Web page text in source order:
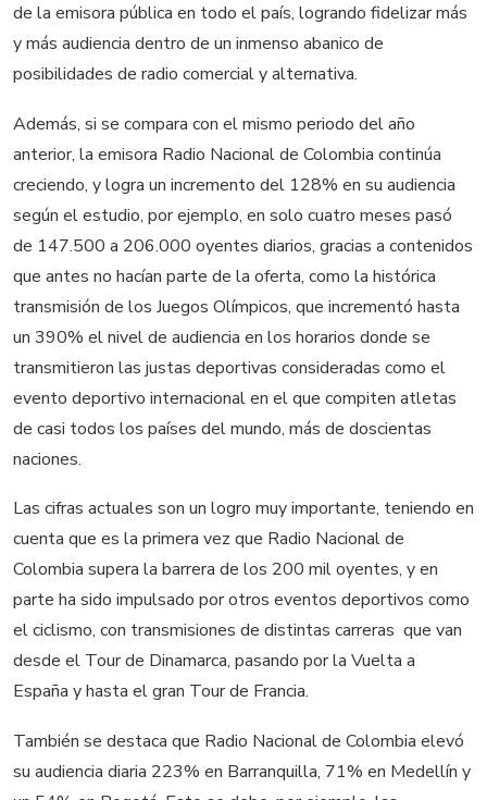
de la emisora pública en todo el país, logrando fidelizar más
y más audiencia dentro de un inmenso abanico de
posibilidades de radio comercial y alternativa.
Además, si se compara con el mismo periodo del año
anterior, la emisora Radio Nacional de Colombia continúa
creciendo, y logra un incremento del 128% en su audiencia
según el estudio, por ejemplo, en solo cuatro meses pasó
de 147.500 a 206.000 oyentes diarios, gracias a contenidos
que antes no hacían parte de la oferta, como la histórica
transmisión de los Juegos Olímpicos, que incrementó hasta
un 390% el nivel de audiencia en los horarios donde se
transmitieron las justas deportivas consideradas como el
evento deportivo internacional en el que compiten atletas
de casi todos los países del mundo, más de doscientas
naciones.
Las cifras actuales son un logro muy importante, teniendo en
cuenta que es la primera vez que Radio Nacional de
Colombia supera la barrera de los 200 mil oyentes, y en
parte ha sido impulsado por otros eventos deportivos como
el ciclismo, con transmisiones de distintas carreras que van
desde el Tour de Dinamarca, pasando por la Vuelta a
España y hasta el gran Tour de Francia.
También se destaca que Radio Nacional de Colombia elevó
su audiencia diaria 223% en Barranquilla, 71% en Medellín y